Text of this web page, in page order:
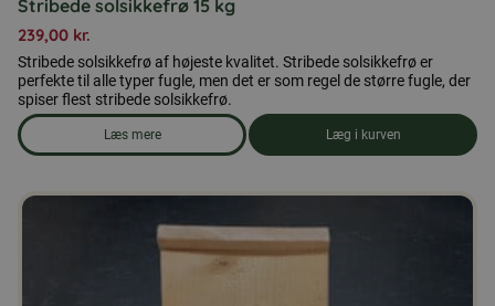
Stribede solsikkefrø 15 kg
239,00 kr.
Stribede solsikkefrø af højeste kvalitet. Stribede solsikkefrø er
perfekte til alle typer fugle, men det er som regel de større fugle, der
spiser flest stribede solsikkefrø.
Læs mere
om produkten Stribede solsikkefrø 15 kg
Læg i kurven